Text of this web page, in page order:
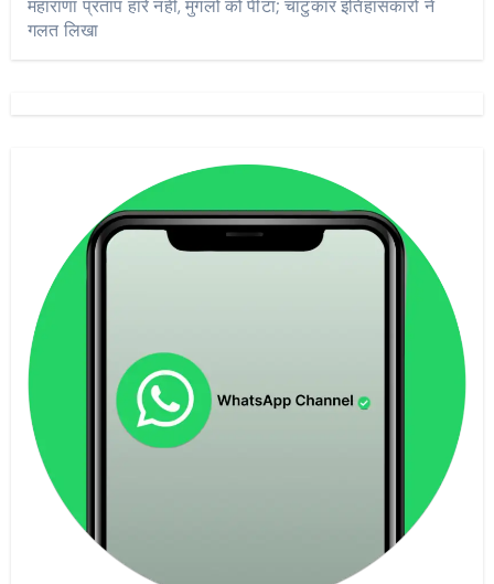
महाराणा प्रताप हारे नहीं, मुगलों को पीटा; चाटुकार इतिहासकारों ने
गलत लिखा